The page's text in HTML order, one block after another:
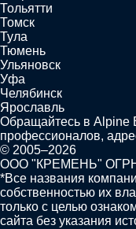
Тольятти
Томск
Тула
Тюмень
Ульяновск
Уфа
Челябинск
Ярославль
Обращайтесь в Alpine
профессионалов,
© 2005–2026
ООО "КРЕМЕНЬ" ОГРН
*Все названия
собственностью их
только с целью
сайта без указания